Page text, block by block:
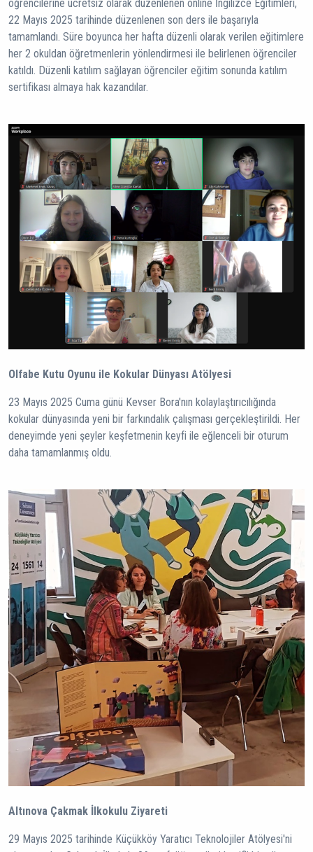
öğrencilerine ücretsiz olarak düzenlenen online İngilizce Eğitimleri,
22 Mayıs 2025 tarihinde düzenlenen son ders ile başarıyla
tamamlandı. Süre boyunca her hafta düzenli olarak verilen eğitimlere
her 2 okuldan öğretmenlerin yönlendirmesi ile belirlenen öğrenciler
katıldı. Düzenli katılım sağlayan öğrenciler eğitim sonunda katılım
sertifikası almaya hak kazandılar.
Olfabe Kutu Oyunu ile Kokular Dünyası Atölyesi
23 Mayıs 2025 Cuma günü Kevser Bora'nın kolaylaştırıcılığında
kokular dünyasında yeni bir farkındalık çalışması gerçekleştirildi. Her
deneyimde yeni şeyler keşfetmenin keyfi ile eğlenceli bir oturum
daha tamamlanmış oldu.
Altınova Çakmak İlkokulu Ziyareti
29 Mayıs 2025 tarihinde Küçükköy Yaratıcı Teknolojiler Atölyesi'ni